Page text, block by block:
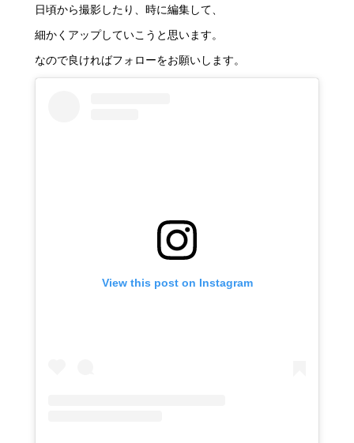
日頃から撮影したり、時に編集して、
細かくアップしていこうと思います。
なので良ければフォローをお願いします。
View this post on Instagram